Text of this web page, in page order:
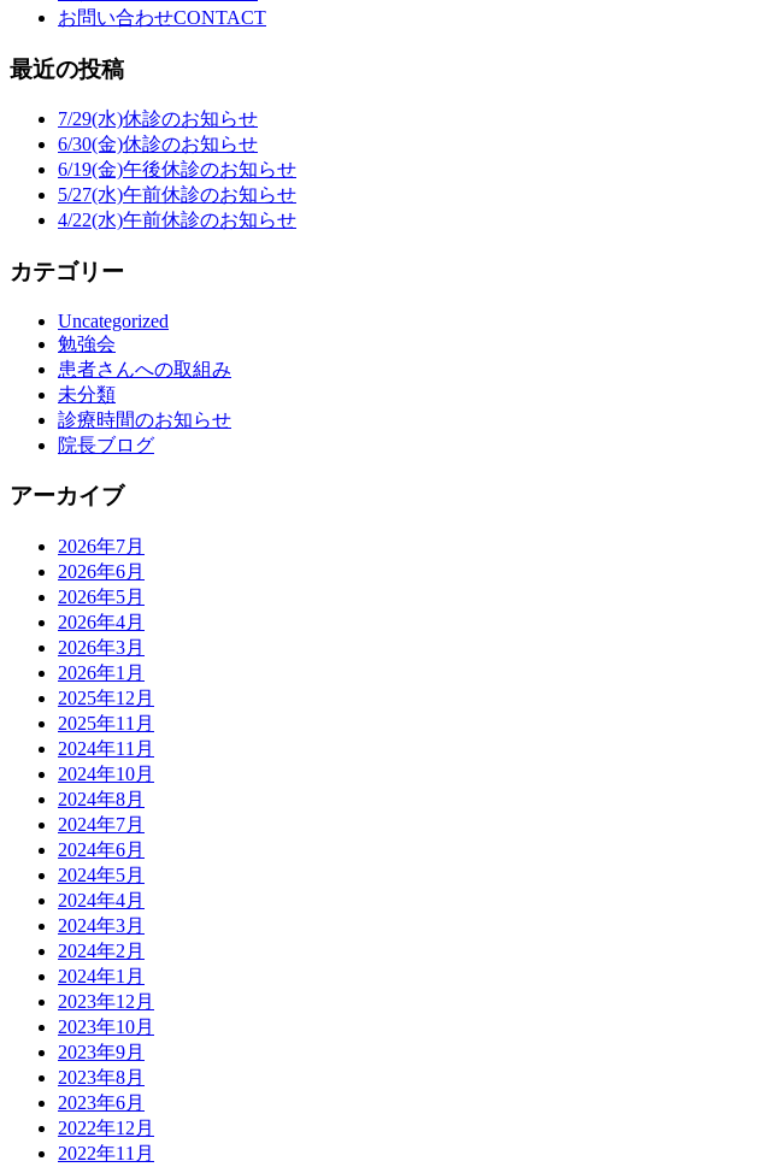
お問い合わせCONTACT
最近の投稿
7/29(水)休診のお知らせ
6/30(金)休診のお知らせ
6/19(金)午後休診のお知らせ
5/27(水)午前休診のお知らせ
4/22(水)午前休診のお知らせ
カテゴリー
Uncategorized
勉強会
患者さんへの取組み
未分類
診療時間のお知らせ
院長ブログ
アーカイブ
2026年7月
2026年6月
2026年5月
2026年4月
2026年3月
2026年1月
2025年12月
2025年11月
2024年11月
2024年10月
2024年8月
2024年7月
2024年6月
2024年5月
2024年4月
2024年3月
2024年2月
2024年1月
2023年12月
2023年10月
2023年9月
2023年8月
2023年6月
2022年12月
2022年11月